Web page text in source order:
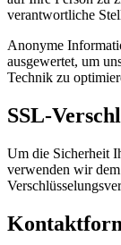
verantwortliche
Anonyme
ausgewertet, um
Technik zu
SSL-
Um die Sicherheit
verwenden wir